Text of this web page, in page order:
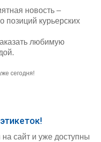
новость –
курьерских
любимую
на сайт и уже доступны